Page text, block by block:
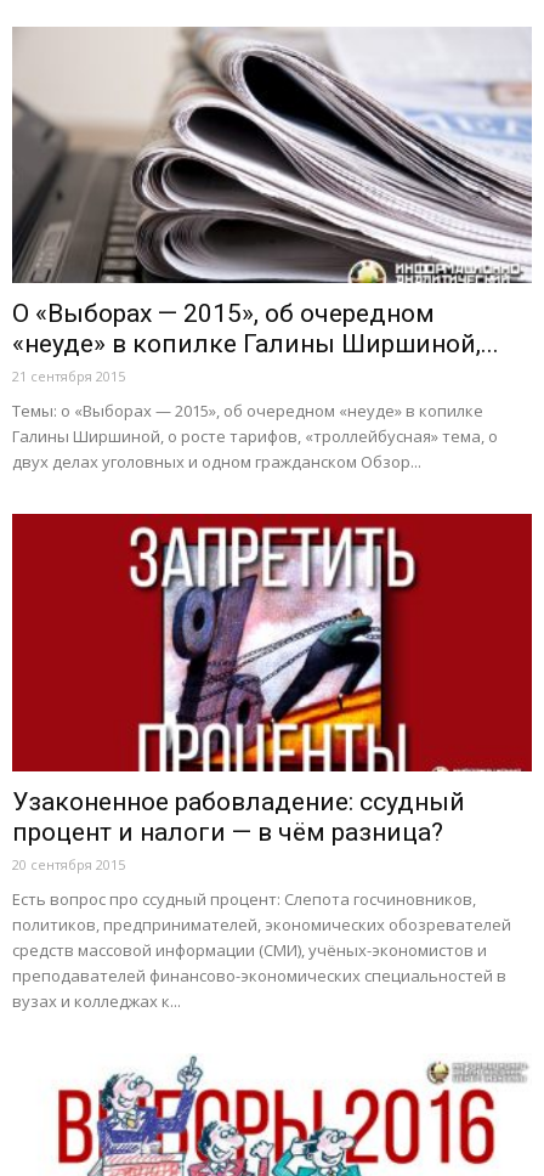
О «Выборах — 2015», об очередном
«неуде» в копилке Галины Ширшиной,...
21 сентября 2015
Темы: о «Выборах — 2015», об очередном «неуде» в копилке
Галины Ширшиной, о росте тарифов, «троллейбусная» тема, о
двух делах уголовных и одном гражданском Обзор...
Узаконенное рабовладение: ссудный
процент и налоги — в чём разница?
20 сентября 2015
Есть вопрос про ссудный процент: Слепота госчиновников,
политиков, предпринимателей, экономических обозревателей
средств массовой информации (СМИ), учёных-эко­номистов и
преподавателей финансово-эконо­ми­ческих специальностей в
вузах и колледжах к...